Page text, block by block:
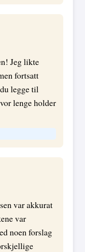
Jeg likte
fortsatt
legge til
lenge holder
var akkurat
var
noen forslag